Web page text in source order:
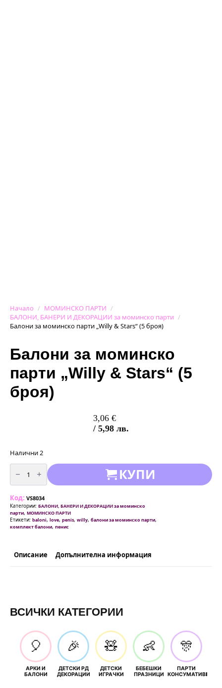
Начало
МОМИНСКО ПАРТИ
БАЛОНИ, БАНЕРИ И ДЕКОРАЦИИ за моминско парти
Балони за моминско парти „Willy & Stars“ (5 броя)
Балони за моминско
парти „Willy & Stars“ (5
броя)
3,06 €
/ 5,98 лв.
Налични 2
количество
за
Балони
за
парти
„Willy
&
Stars“
(5
броя)
КУПИ
Код: VS8034
Категории: БАЛОНИ, БАНЕРИ И ДЕКОРАЦИИ за моминско
парти, МОМИНСКО ПАРТИ
Етикети: baloni, love, penis, willy, балони за моминско парти,
комплект балони, пенис
Описание Допълнителна информация
ВСИЧКИ КАТЕГОРИИ
🎈
АРКИ И
БАЛОНИ
🎉
ДЕТСКИ РД
ДЕКОРАЦИИ
🧸
ДЕТСКИ
ИГРАЧКИ
👶
БЕБЕШКИ
ПРАЗНИЦИ
🎊
ПАРТИ
КОНСУМАТИВИ